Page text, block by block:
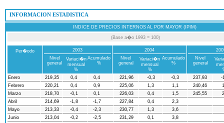
 INFORMACION ESTADISTICA
INDICE DE PRECIOS INTERNOS AL POR MAYOR (IPIM)
(Base a�o 1993 = 100)
Per�odo
2003
Nivel
general
Variaci�n
mensual
%
Acumulado
%
2004
Nivel
general
Variaci�n
mensual
%
Acumulado
%
Nivel
general
Enero
219,35 0,4 0,4 221,96 -0,3 -0,3 237,93
-
Febrero
220,21 0,4 0,9 225,06 1,3 1,1 240,46
Marzo
218,70 -0,1 0,1 226,03 0,4 1,5 245,55
Abril
214,69 -1,8 -1,7 227,84 0,4
2,3
Mayo
213,33 -0,4 -2,3 230,77 1,3
3,6
Junio
213,04 -0,2 -2,5 231,29 0,1
3,8